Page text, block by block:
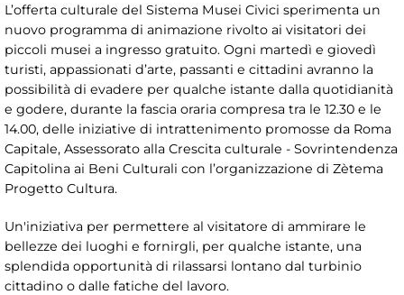
L’offerta culturale del Sistema Musei Civici sperimenta un
nuovo programma di animazione rivolto ai visitatori dei
piccoli musei a ingresso gratuito. Ogni martedì e giovedì
turisti, appassionati d’arte, passanti e cittadini avranno la
possibilità di evadere per qualche istante dalla quotidianità
e godere, durante la fascia oraria compresa tra le 12.30 e le
14.00, delle iniziative di intrattenimento promosse da Roma
Capitale, Assessorato alla Crescita culturale - Sovrintendenza
Capitolina ai Beni Culturali con l’organizzazione di Zètema
Progetto Cultura.
Un'iniziativa per permettere al visitatore di ammirare le
bellezze dei luoghi e fornirgli, per qualche istante, una
splendida opportunità di rilassarsi lontano dal turbinio
cittadino o dalle fatiche del lavoro.